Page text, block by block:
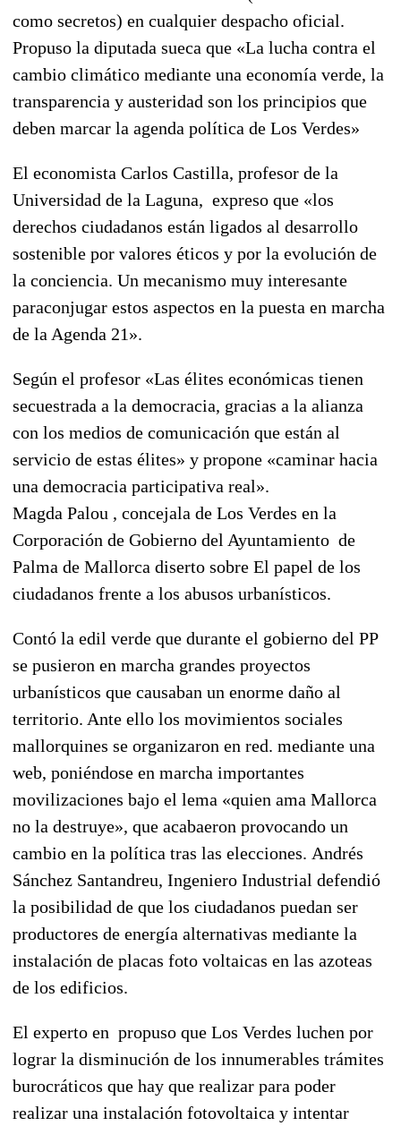
como secretos) en cualquier despacho oficial.
Propuso la diputada sueca que «La lucha contra el
cambio climático mediante una economía verde, la
transparencia y austeridad son los principios que
deben marcar la agenda política de Los Verdes»
El economista Carlos Castilla, profesor de la
Universidad de la Laguna, expreso que «los
derechos ciudadanos están ligados al desarrollo
sostenible por valores éticos y por la evolución de
la conciencia. Un mecanismo muy interesante
paraconjugar estos aspectos en la puesta en marcha
de la Agenda 21».
Según el profesor «Las élites económicas tienen
secuestrada a la democracia, gracias a la alianza
con los medios de comunicación que están al
servicio de estas élites» y propone «caminar hacia
una democracia participativa real».
Magda Palou , concejala de Los Verdes en la
Corporación de Gobierno del Ayuntamiento de
Palma de Mallorca diserto sobre El papel de los
ciudadanos frente a los abusos urbanísticos.
Contó la edil verde que durante el gobierno del PP
se pusieron en marcha grandes proyectos
urbanísticos que causaban un enorme daño al
territorio. Ante ello los movimientos sociales
mallorquines se organizaron en red. mediante una
web, poniéndose en marcha importantes
movilizaciones bajo el lema «quien ama Mallorca
no la destruye», que acabaeron provocando un
cambio en la política tras las elecciones. Andrés
Sánchez Santandreu, Ingeniero Industrial defendió
la posibilidad de que los ciudadanos puedan ser
productores de energía alternativas mediante la
instalación de placas foto voltaicas en las azoteas
de los edificios.
El experto en propuso que Los Verdes luchen por
lograr la disminución de los innumerables trámites
burocráticos que hay que realizar para poder
realizar una instalación fotovoltaica y intentar